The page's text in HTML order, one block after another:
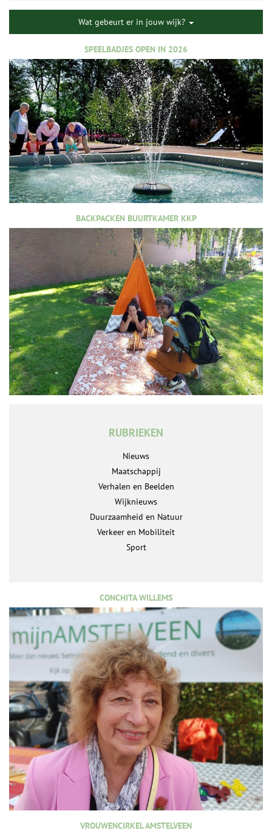
Wat gebeurt er in jouw wijk?
SPEELBADJES OPEN IN 2026
BACKPACKEN BUURTKAMER KKP
RUBRIEKEN
Nieuws
Maatschappij
Verhalen en Beelden
Wijknieuws
Duurzaamheid en Natuur
Verkeer en Mobiliteit
Sport
CONCHITA WILLEMS
VROUWENCIRKEL AMSTELVEEN